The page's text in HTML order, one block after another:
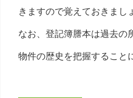
きますので覚えておきまし
なお、登記簿謄本は過去の
物件の歴史を把握すること